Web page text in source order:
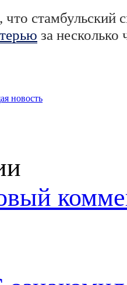
стамбульский
за несколько
новость